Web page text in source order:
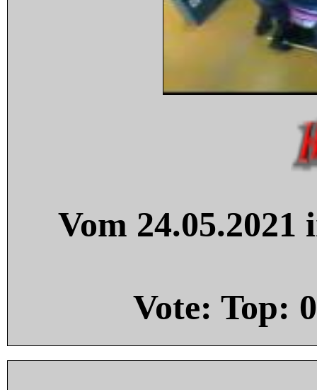
Vom
Vote: Top: 0